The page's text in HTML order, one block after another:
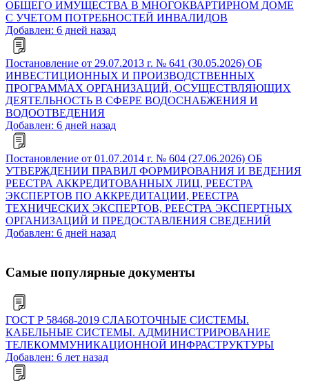
ОБЩЕГО ИМУЩЕСТВА В МНОГОКВАРТИРНОМ ДОМЕ
С УЧЕТОМ ПОТРЕБНОСТЕЙ ИНВАЛИДОВ
Добавлен: 6 дней назад
Постановление от 29.07.2013 г. № 641 (30.05.2026) ОБ
ИНВЕСТИЦИОННЫХ И ПРОИЗВОДСТВЕННЫХ
ПРОГРАММАХ ОРГАНИЗАЦИЙ, ОСУЩЕСТВЛЯЮЩИХ
ДЕЯТЕЛЬНОСТЬ В СФЕРЕ ВОДОСНАБЖЕНИЯ И
ВОДООТВЕДЕНИЯ
Добавлен: 6 дней назад
Постановление от 01.07.2014 г. № 604 (27.06.2026) ОБ
УТВЕРЖДЕНИИ ПРАВИЛ ФОРМИРОВАНИЯ И ВЕДЕНИЯ
РЕЕСТРА АККРЕДИТОВАННЫХ ЛИЦ, РЕЕСТРА
ЭКСПЕРТОВ ПО АККРЕДИТАЦИИ, РЕЕСТРА
ТЕХНИЧЕСКИХ ЭКСПЕРТОВ, РЕЕСТРА ЭКСПЕРТНЫХ
ОРГАНИЗАЦИЙ И ПРЕДОСТАВЛЕНИЯ СВЕДЕНИЙ
Добавлен: 6 дней назад
Самые популярные документы
ГОСТ Р 58468-2019 СЛАБОТОЧНЫЕ СИСТЕМЫ.
КАБЕЛЬНЫЕ СИСТЕМЫ. АДМИНИСТРИРОВАНИЕ
ТЕЛЕКОММУНИКАЦИОННОЙ ИНФРАСТРУКТУРЫ
Добавлен: 6 лет назад